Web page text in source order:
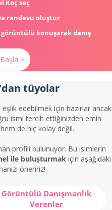
Koç seç
randevu oluştur
konuşarak danış
>
tüyolar
edebilmek için hazırlar ancak
ismi tercih ettiğinizden emin
de hiç kolay değil.
profili bulunuyor. Bu isimlerin
ile buluşturmak için aşağıdaki
öneririz!
Görüntülü Danışmanlık
Verenler